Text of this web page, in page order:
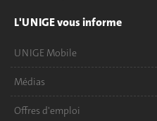
L'UNIGE vous informe
UNIGE Mobile
Médias
Offres d'emploi